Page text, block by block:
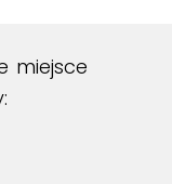
miejsce